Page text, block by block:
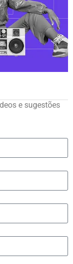
e sugestões